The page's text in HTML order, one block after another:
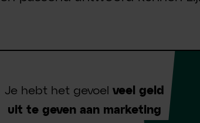
Je hebt het gevoel veel geld
uit te geven aan marketing